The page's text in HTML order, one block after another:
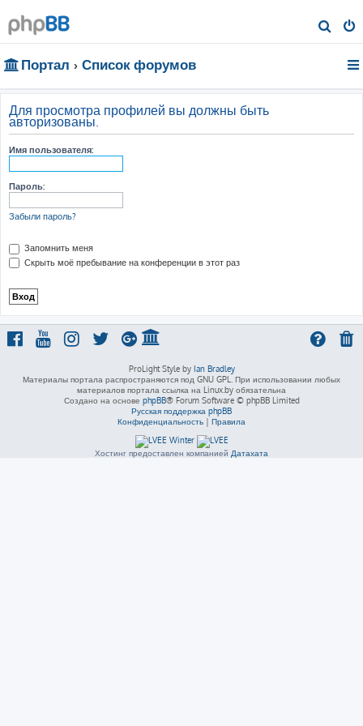
о
Портал Список форумов
Для просмотра профилей вы должны быть
авторизованы.
Имя пользователя:
Пароль:
Забыли пароль?
Запомнить меня
Скрыть моё пребывание на конференции в этот раз
ProLight Style by Ian Bradley
Материалы портала распространяются под GNU GPL. При использовании любых
материалов портала ссылка на Linux.by обязательна
Создано на основе phpBB® Forum Software © phpBB Limited
Русская поддержка phpBB
Конфиденциальность | Правила
Хостинг предоставлен компанией Датахата